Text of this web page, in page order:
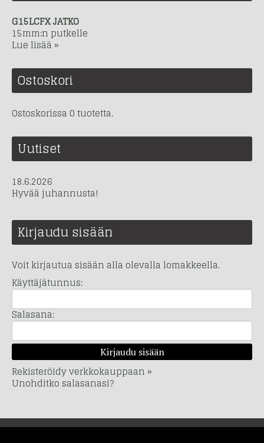
G15LCFX JATKO
15mm:n putkelle
Lue lisää »
Ostoskori
Ostoskorissa 0 tuotetta.
Uutiset
18.6.2026
Hyvää juhannusta!
Kirjaudu sisään
Voit kirjautua sisään alla olevalla lomakkeella.
Käyttäjätunnus:
Salasana:
Rekisteröidy verkkokauppaan »
Unohditko salasanasi?